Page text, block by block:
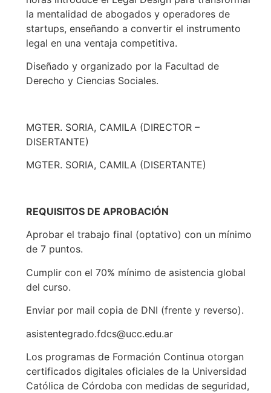
la mentalidad de abogados y operadores de
startups, enseñando a convertir el instrumento
legal en una ventaja competitiva.
Diseñado y organizado por la Facultad de
Derecho y Ciencias Sociales.
MGTER. SORIA, CAMILA (DIRECTOR –
DISERTANTE)
MGTER. SORIA, CAMILA (DISERTANTE)
REQUISITOS DE APROBACIÓN
Aprobar el trabajo final (optativo) con un mínimo
de 7 puntos.
Cumplir con el 70% mínimo de asistencia global
del curso.
Enviar por mail copia de DNI (frente y reverso).
asistentegrado.fdcs@ucc.edu.ar
Los programas de Formación Continua otorgan
certificados digitales oficiales de la Universidad
Católica de Córdoba con medidas de seguridad,